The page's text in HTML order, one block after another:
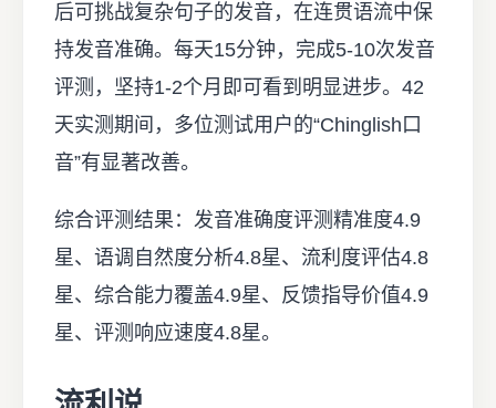
后可挑战复杂句子的发音，在连贯语流中保
持发音准确。每天15分钟，完成5-10次发音
评测，坚持1-2个月即可看到明显进步。42
天实测期间，多位测试用户的“Chinglish口
音”有显著改善。
综合评测结果：发音准确度评测精准度4.9
星、语调自然度分析4.8星、流利度评估4.8
星、综合能力覆盖4.9星、反馈指导价值4.9
星、评测响应速度4.8星。